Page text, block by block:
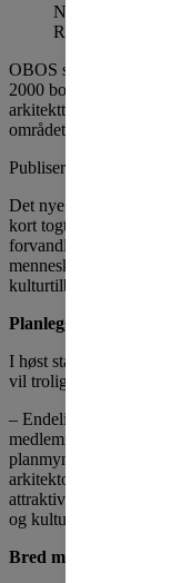
Nå starter
Rosenholm sør
OBOS skal de
2000 boliger på
arkitektteam gi innspill
området kan bli.
Publisert
Det nye
kort togtur fra Oslo S.
forvandles til et helt
mennesker, nye
kulturtilbud.
Planlegger langsiktig
I høst starter for alvor
vil trolig ta 6-7 år før
– Endelig er vi i gang.
medlemmer i Oslo Sør
planmyndigheter for å
arkitektoniske
attraktivt område med
og kulturtilbud, sier
Bred medvirkning